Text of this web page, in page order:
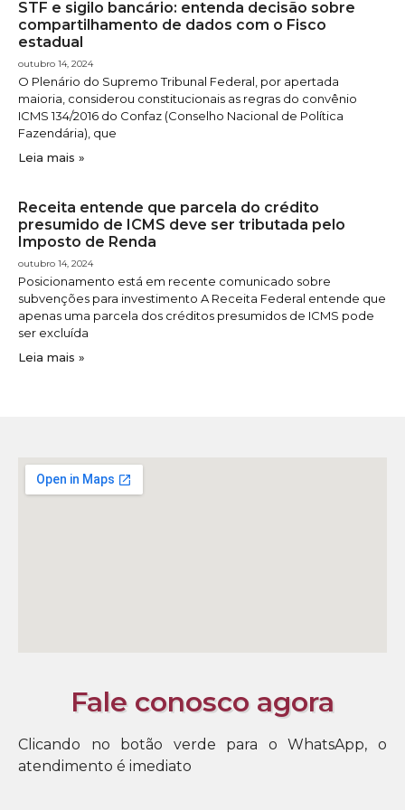
STF e sigilo bancário: entenda decisão sobre
compartilhamento de dados com o Fisco
estadual
outubro 14, 2024
O Plenário do Supremo Tribunal Federal, por apertada
maioria, considerou constitucionais as regras do convênio
ICMS 134/2016 do Confaz (Conselho Nacional de Política
Fazendária), que
Leia mais »
Receita entende que parcela do crédito
presumido de ICMS deve ser tributada pelo
Imposto de Renda
outubro 14, 2024
Posicionamento está em recente comunicado sobre
subvenções para investimento A Receita Federal entende que
apenas uma parcela dos créditos presumidos de ICMS pode
ser excluída
Leia mais »
Fale conosco agora
Clicando no botão verde para o WhatsApp, o
atendimento é imediato